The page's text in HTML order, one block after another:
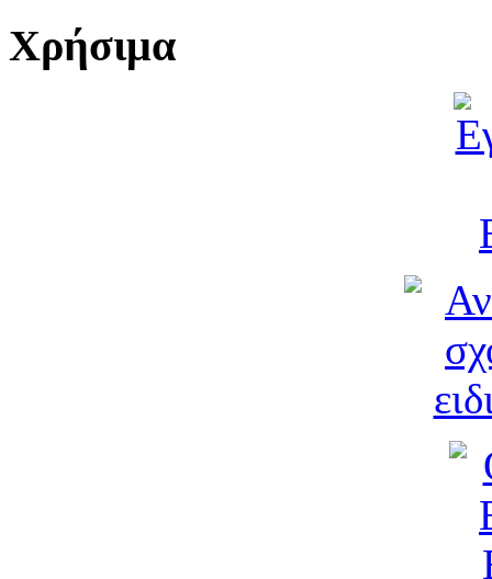
Χρήσιμα